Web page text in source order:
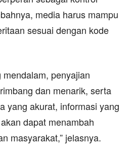
media harus mampu
sesuai dengan kode
mendalam, penyajian
dan menarik, serta
yang akurat, informasi yang
dapat menambah
masyarakat,” jelasnya.